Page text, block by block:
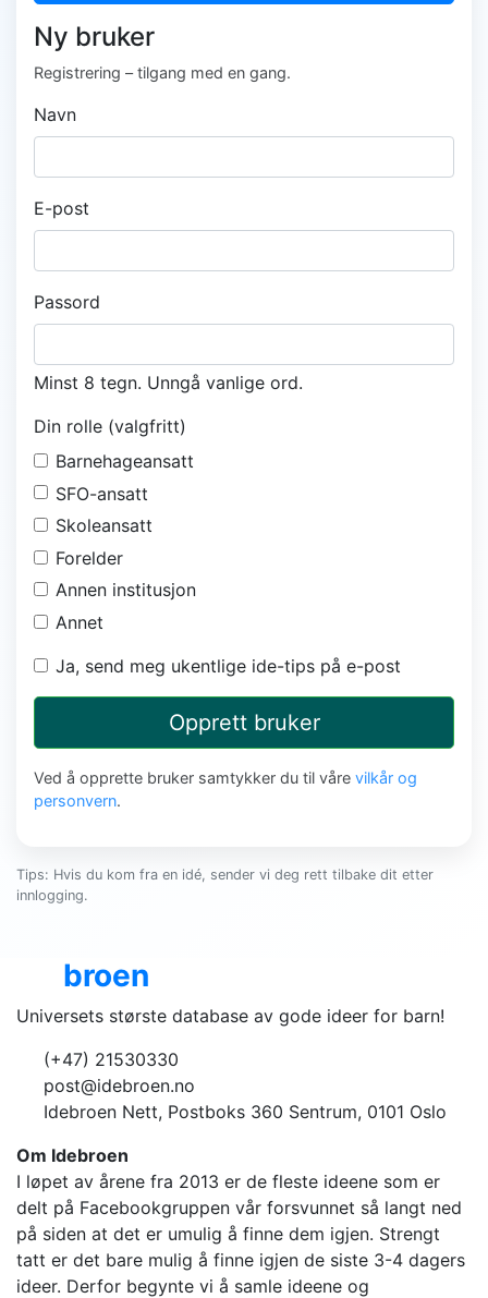
Ny bruker
Registrering – tilgang med en gang.
Navn
E-post
Passord
Minst 8 tegn. Unngå vanlige ord.
Din rolle (valgfritt)
Barnehageansatt
SFO-ansatt
Skoleansatt
Forelder
Annen institusjon
Annet
Ja, send meg ukentlige ide-tips på e-post
Opprett bruker
Ved å opprette bruker samtykker du til våre vilkår og
personvern.
Tips: Hvis du kom fra en idé, sender vi deg rett tilbake dit etter
innlogging.
broen
Universets største database av gode ideer for barn!
(+47) 21530330
post@idebroen.no
Idebroen Nett, Postboks 360 Sentrum, 0101 Oslo
Om Idebroen
I løpet av årene fra 2013 er de fleste ideene som er
delt på Facebookgruppen vår forsvunnet så langt ned
på siden at det er umulig å finne dem igjen. Strengt
tatt er det bare mulig å finne igjen de siste 3-4 dagers
ideer. Derfor begynte vi å samle ideene og